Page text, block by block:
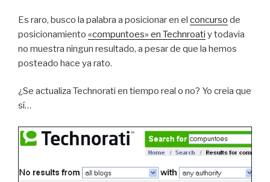
Es raro, busco la palabra a posicionar en el concurso de
posicionamiento «compuntoes» en Technroati y todavia
no muestra ningun resultado, a pesar de que la hemos
posteado hace ya rato.
¿Se actualiza Technorati en tiempo real o no? Yo creia que
sí…